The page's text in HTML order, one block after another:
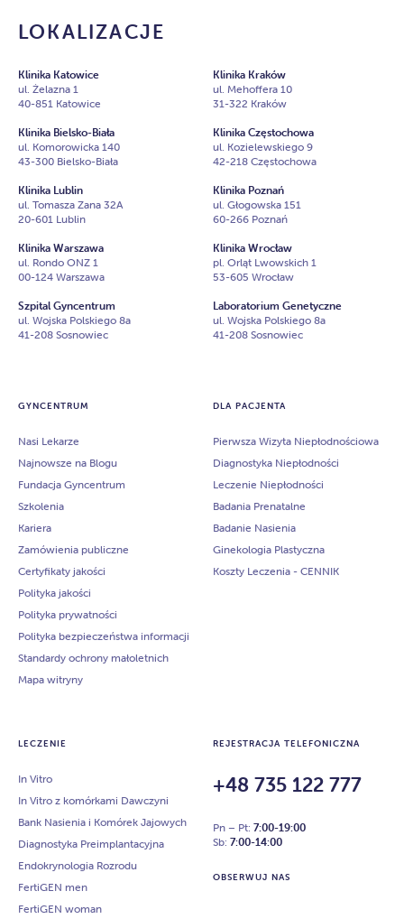
GYNCENTRUM
Nasi Lekarze
Najnowsze na Blogu
Fundacja Gyncentrum
Szkolenia
Kariera
Zamówienia publiczne
Certyfikaty jakości
Polityka jakości
Polityka prywatności
Polityka bezpieczeństwa informacji
Standardy ochrony małoletnich
Mapa witryny
DLA PACJENTA
Pierwsza Wizyta Niepłodnościowa
Diagnostyka Niepłodności
Leczenie Niepłodności
Badania Prenatalne
Badanie Nasienia
Ginekologia Plastyczna
Koszty Leczenia - CENNIK
LECZENIE
In Vitro
In Vitro z komórkami Dawczyni
Bank Nasienia i Komórek Jajowych
Diagnostyka Preimplantacyjna
Endokrynologia Rozrodu
FertiGEN men
FertiGEN woman
LOKALIZACJE
Klinika Katowice
ul. Żelazna 1
40-851 Katowice
Klinika Kraków
ul. Mehoffera 10
31-322 Kraków
Klinika Bielsko-Biała
ul. Komorowicka 140
43-300 Bielsko-Biała
Klinika Częstochowa
ul. Kozielewskiego 9
42-218 Częstochowa
Klinika Lublin
ul. Tomasza Zana 32A
20-601 Lublin
Klinika Poznań
ul. Głogowska 151
60-266 Poznań
Klinika Warszawa
ul. Rondo ONZ 1
00-124 Warszawa
Klinika Wrocław
pl. Orląt Lwowskich 1
53-605 Wrocław
Szpital Gyncentrum
ul. Wojska Polskiego 8a
41-208 Sosnowiec
Laboratorium Genetyczne
ul. Wojska Polskiego 8a
41-208 Sosnowiec
REJESTRACJA TELEFONICZNA
+48 735 122 777
Pn – Pt: 7:00-19:00
Sb: 7:00-14:00
OBSERWUJ NAS